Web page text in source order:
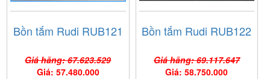
Bồn tắm Rudi RUB121
Giá hãng: 67.623.529
Giá: 57.480.000
Bồn tắm Rudi RUB122
Giá hãng: 69.117.647
Giá: 58.750.000